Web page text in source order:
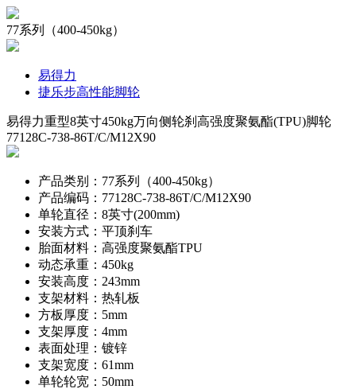
77系列（400-450kg）
易得力
捷乐步高性能脚轮
易得力重型8英寸450kg万向侧轮刹高强度聚氨酯(TPU)脚轮
77128C-738-86T/C/M12X90
产品类别：77系列（400-450kg）
产品编码：77128C-738-86T/C/M12X90
单轮直径：8英寸(200mm)
安装方式：平顶刹车
胎面材料：高强度聚氨酯TPU
动态承重：450kg
安装高度：243mm
支架材料：热轧板
方板厚度：5mm
支架厚度：4mm
表面处理：镀锌
支架宽度：61mm
单轮轮宽：50mm